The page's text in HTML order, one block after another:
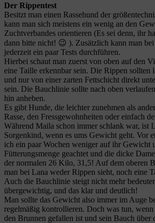
Der Rippentest
Besitzt man einen Rassehund der
kann man sich meistens ein wenig an den
Zuchtverbandes orientieren (Es sei denn, ihr
dann bitte nicht! 😉 ). Zusätzlich kann man
jederzeit ein paar Tests durchführen.
Hierbei schaut man zuerst von oben auf den
eine Taille erkennbar sein. Die Rippen sollten
und nur von einer zarten Fettschicht direkt
sein. Die Bauchlinie sollte nach oben
hin anheben.
Es gibt Hunde, die leichter zunehmen als
Rasse, den Fressgewohnheiten oder einfach
Während Maila schon immer schlank war, ist
Sorgenkind, wenn es ums Gewicht geht. Vor
ich ein paar Wochen weniger auf ihr Gewicht
Fütterungsmenge geachtet und die dicke
der normalen 26 Kilo, 31,5! Auf dem oberen
man bei Lana weder Rippen sieht, noch eine
Auch die Bauchlinie steigt nicht mehr
übergewichtig, und das klar und deutlich!
Man sollte das Gewicht also immer im Auge
regelmäßig kontrollieren. Doch was tun,
den Brunnen gefallen ist und sein Bauch über